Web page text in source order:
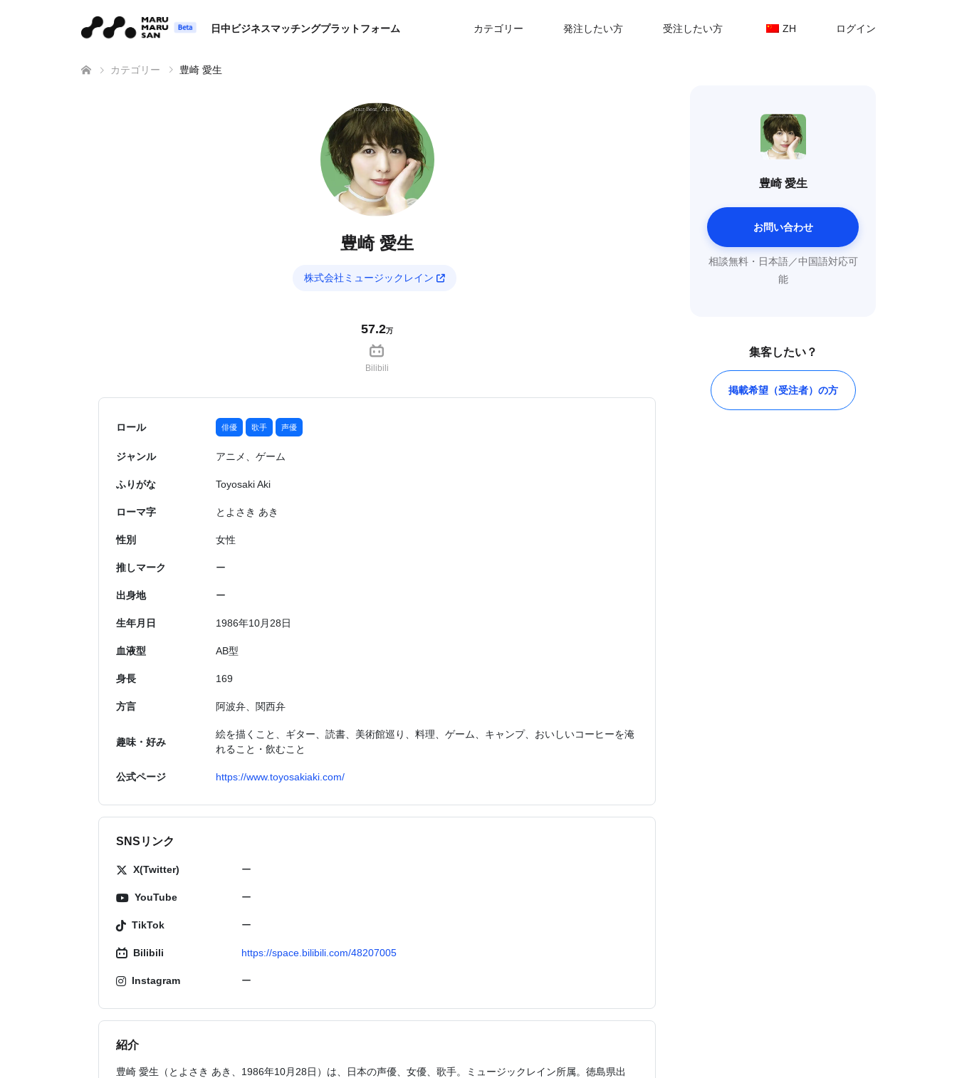
日中ビジネスマッチングプラットフォーム カテゴリー 発注したい方 受注したい方 ZH ログイン
カテゴリー 豊崎 愛生
豊崎 愛生
株式会社ミュージックレイン
57.2万
Bilibili
ロール 俳優 歌手 声優
ジャンル アニメ、ゲーム
ふりがな Toyosaki Aki
ローマ字 とよさき あき
性別 女性
推しマーク ー
出身地 ー
生年月日 1986年10月28日
血液型 AB型
身長 169
方言 阿波弁、関西弁
趣味・好み
絵を描くこと、ギター、読書、美術館巡り、料理、ゲーム、キャンプ、おいしいコーヒーを淹
れること・飲むこと
公式ページ https://www.toyosakiaki.com/
SNSリンク
X(Twitter) ー
YouTube ー
TikTok ー
Bilibili https://space.bilibili.com/48207005
Instagram ー
紹介
豊崎 愛生（とよさき あき、1986年10月28日）は、日本の声優、女優、歌手。ミュージックレイン所属。徳島県出
豊崎 愛生
お問い合わせ
相談無料・日本語／中国語対応可
能
集客したい？
掲載希望（受注者）の方